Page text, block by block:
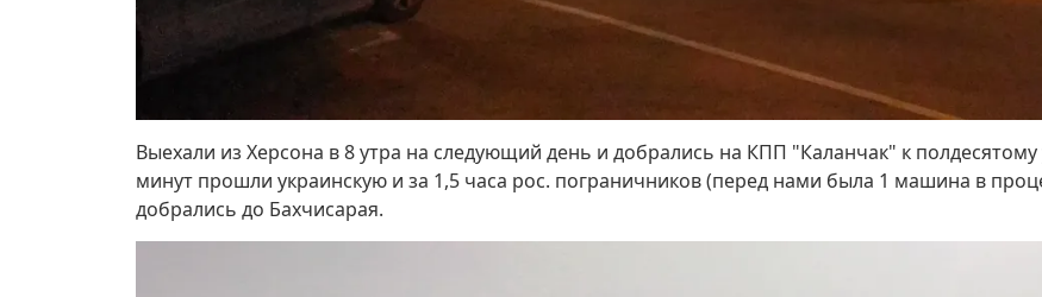
Выехали из Херсона в 8 утра на следующий день и добрались на КПП "Каланчак" к
минут прошли украинскую и за 1,5 часа рос. пограничников (перед нами была 1 машина в
добрались до Бахчисарая.